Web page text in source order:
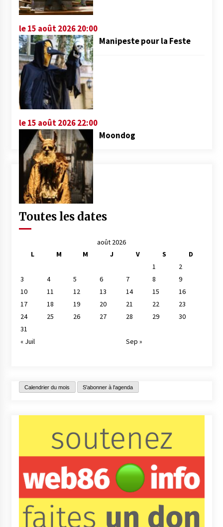
le 15 août 2026 20:00
Manipeste pour la Feste
le 15 août 2026 22:00
Moondog
Toutes les dates
août 2026
L
M M J V S
D
1
2
3
4 5 6 7 8
9
10
11 12 13 14 15
16
17
18 19 20 21 22
23
24
25 26 27 28 29
30
31
« Juil
Sep »
Calendrier du mois S'abonner à l'agenda